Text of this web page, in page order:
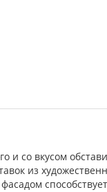
и со вкусом
из